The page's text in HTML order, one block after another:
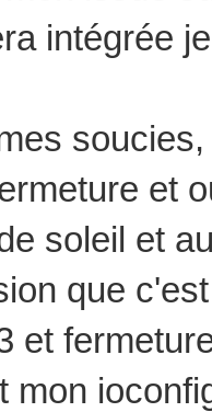
intégrée
et
soleil et
que
et
mon